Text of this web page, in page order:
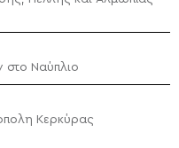
Ναύπλιο
Κερκύρας